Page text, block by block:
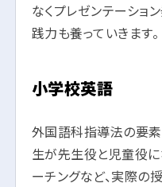
なくプレゼンテーショ
践力も養っていきます。
小学校英語
外国語科指導法の要
生が先生役と児童役に
ーチングなど、実際の